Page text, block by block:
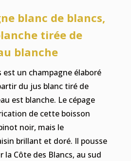
blanc de blancs,
tirée de
blanche
est un champagne élaboré
du jus blanc tiré de
est blanche. Le cépage
de cette boisson
noir, mais le
brillant et doré. Il pousse
la Côte des Blancs, au sud